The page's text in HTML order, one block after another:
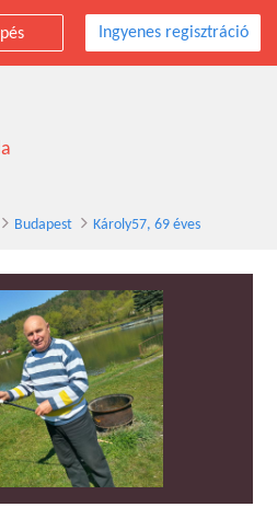
Ingyenes regisztráció
férfi, 69 éves,
Budapest Károly57, 69 éves